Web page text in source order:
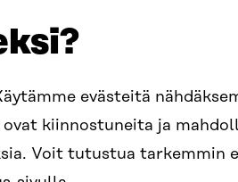
evästeitä
kiinnostuneita ja
Voit tutustua tarkemmin
TELEPHONE
EMAIL